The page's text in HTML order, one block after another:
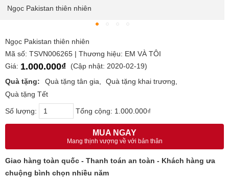
Ngọc Pakistan thiên nhiên
Ngọc Pakistan thiên nhiên
Mã số: TSVN006265 | Thương hiệu: EM VÀ TÔI
Giá: 1.000.000₫
(Cập nhật: 2020-02-19)
Quà tặng:
Quà tặng tân gia
Quà tặng khai trương
Quà tặng Tết
Số lượng: Tổng cộng: 1.000.000₫
MUA NGAY
Mang thịnh vượng về với bản thân
Giao hàng toàn quốc - Thanh toán an toàn - Khách hàng ưa
chuộng bình chọn nhiều năm